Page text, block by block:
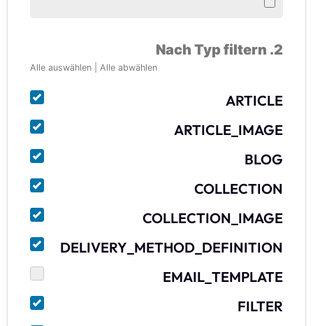
2. Nach Typ filtern
Alle auswählen Alle abwählen
ARTICLE
ARTICLE_IMAGE
BLOG
COLLECTION
COLLECTION_IMAGE
DELIVERY_METHOD_DEFINITION
EMAIL_TEMPLATE
FILTER